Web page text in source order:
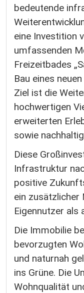
bedeutende
eine Investition
umfassenden
Freizeitbades
Bau eines
Ziel ist die
hochwertigen
erweiterten
sowie
Diese
Infrastruktur
positive
ein
Eigennutzer als
Die Immobilie
bevorzugten
und naturnah
ins Grüne. Die
Wohnqualität